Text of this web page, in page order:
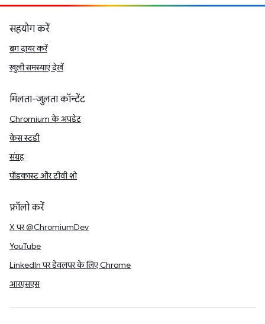
सहयोग करें
बग दायर करें
खुली समस्याएं देखें
मिलता-जुलता कॉन्टेंट
Chromium के अपडेट
केस स्टडी
संग्रह
पॉडकास्ट और टीवी शो
फ़ॉलो करें
X पर @ChromiumDev
YouTube
LinkedIn पर डेवलपर के लिए Chrome
आरएसएस